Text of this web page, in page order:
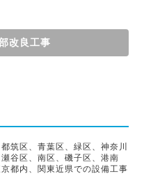
改良工事
筑区、青葉区、緑区、神奈川
谷区、南区、磯子区、港南
都内、関東近県での設備工事